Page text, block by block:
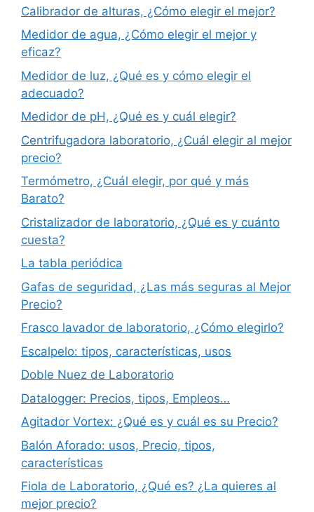
Calibrador de alturas, ¿Cómo elegir el mejor?
Medidor de agua, ¿Cómo elegir el mejor y
eficaz?
Medidor de luz, ¿Qué es y cómo elegir el
adecuado?
Medidor de pH, ¿Qué es y cuál elegir?
Centrifugadora laboratorio, ¿Cuál elegir al mejor
precio?
Termómetro, ¿Cuál elegir, por qué y más
Barato?
Cristalizador de laboratorio, ¿Qué es y cuánto
cuesta?
La tabla periódica
Gafas de seguridad, ¿Las más seguras al Mejor
Precio?
Frasco lavador de laboratorio, ¿Cómo elegirlo?
Escalpelo: tipos, características, usos
Doble Nuez de Laboratorio
Datalogger: Precios, tipos, Empleos…
Agitador Vortex: ¿Qué es y cuál es su Precio?
Balón Aforado: usos, Precio, tipos,
características
Fiola de Laboratorio, ¿Qué es? ¿La quieres al
mejor precio?